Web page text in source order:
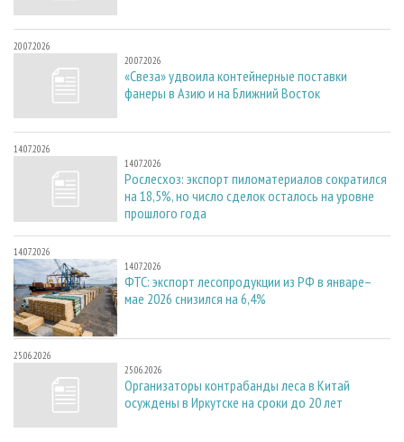
20.07.2026
20.07.2026
«Свеза» удвоила контейнерные поставки
фанеры в Азию и на Ближний Восток
14.07.2026
14.07.2026
Рослесхоз: экспорт пиломатериалов сократился
на 18,5%, но число сделок осталось на уровне
прошлого года
14.07.2026
14.07.2026
ФТС: экспорт лесопродукции из РФ в январе–
мае 2026 снизился на 6,4%
25.06.2026
25.06.2026
Организаторы контрабанды леса в Китай
осуждены в Иркутске на сроки до 20 лет